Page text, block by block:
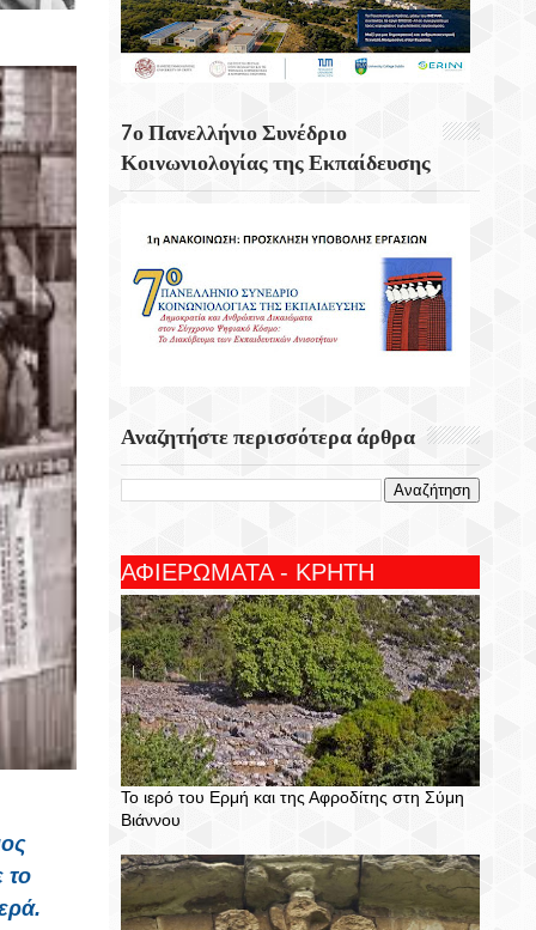
το
Καλλυντικών Για Τα Χείλη Εντοπίζουν
Ερευνητές
Πραγματοποιήτε Το Σαμποτάζ Της
Τζερμιάδο Οροπεδίου Λασιθίου
Πάνω Από 60 Σημεία Με Καθαρό Πόσιμο
Νερό Σε Όλο Τον Δήμο Χανίων!
7ο Πανελλήνιο Συνέδριο
Κοινωνιολογίας της Εκπαίδευσης
Αναζητήστε περισσότερα άρθρα
ΑΦΙΕΡΩΜΑΤΑ - ΚΡΗΤΗ
Το ιερό του Ερμή και της Αφροδίτης στη Σύμη
Βιάννου